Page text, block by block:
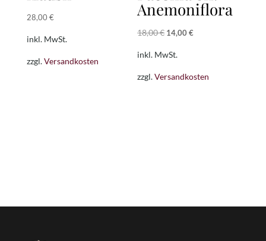
28,00 €
inkl. MwSt.
zzgl.Versandkosten
Anemoniflora
18,00€ Ursprünglicher
18,00 €
14,00€
14,00 €.
inkl. MwSt.
zzgl.Versandkosten